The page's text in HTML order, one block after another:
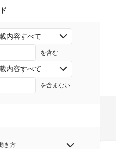
内容すべて
を含む
内容すべて
を含まない
き方